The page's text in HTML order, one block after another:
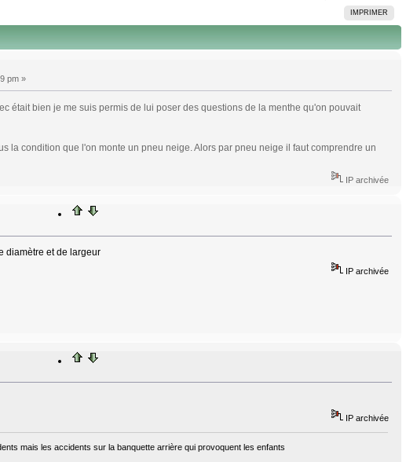
IMPRIMER
pm »
était bien je me suis permis de lui poser des questions de la menthe qu'on pouvait
la condition que l'on monte un pneu neige. Alors par pneu neige il faut comprendre un
IP archivée
diamètre et de largeur
IP archivée
IP archivée
mais les accidents sur la banquette arrière qui provoquent les enfants